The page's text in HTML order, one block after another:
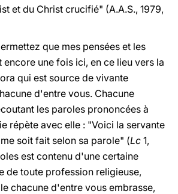
et du Christ crucifié" (A.A.S., 1979,
que mes pensées et les
encore une fois ici, en ce lieu vers la
qui est source de vivante
d'entre vous. Chacune
les paroles prononcées à
répète avec elle : "Voici la servante
soit fait selon sa parole" (Lc 1,
est contenu d'une certaine
de toute profession religieuse,
chacune d'entre vous embrasse,